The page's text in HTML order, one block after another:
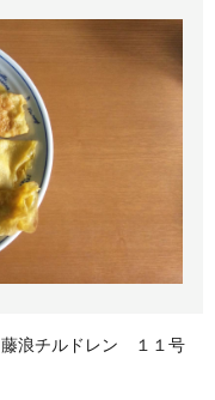
藤浪チルドレン １１号